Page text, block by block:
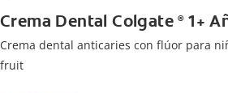
Crema Dental Colgate®1+
Crema dental anticaries con flúor para
fruit